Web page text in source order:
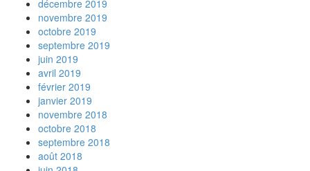
décembre 2019
novembre 2019
octobre 2019
septembre 2019
juin 2019
avril 2019
février 2019
janvier 2019
novembre 2018
octobre 2018
septembre 2018
août 2018